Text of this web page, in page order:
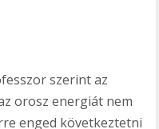
szerint az
orosz energiát nem
enged következtetni